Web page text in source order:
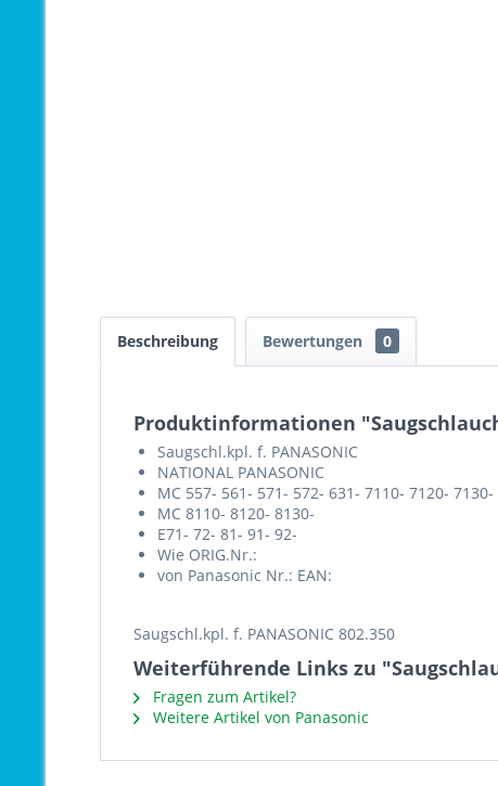
Beschreibung Bewertungen 0
Produktinformationen
Saugschl.kpl. f. PANASONIC
NATIONAL PANASONIC
MC 557- 561- 571- 572- 631- 7110- 7120- 7130-
MC 8110- 8120- 8130-
E71- 72- 81- 91- 92-
Wie ORIG.Nr.:
von Panasonic Nr.: EAN:
Saugschl.kpl. f. PANASONIC 802.350
Weiterführende Links zu
Fragen zum Artikel?
Weitere Artikel von Panasonic